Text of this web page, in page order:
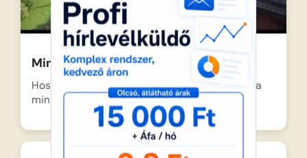
Minyonok- teljes film
Hosszú évezredekkel ezelőtt, az idők hajnalán a
minyonok csupán apró,…